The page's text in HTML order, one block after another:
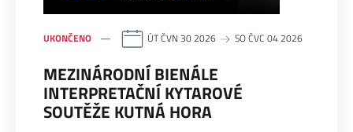
UKONČENO ÚT ČVN 30 2026 SO ČVC 04 2026
MEZINÁRODNÍ BIENÁLE
INTERPRETAČNÍ KYTAROVÉ
SOUTĚŽE KUTNÁ HORA